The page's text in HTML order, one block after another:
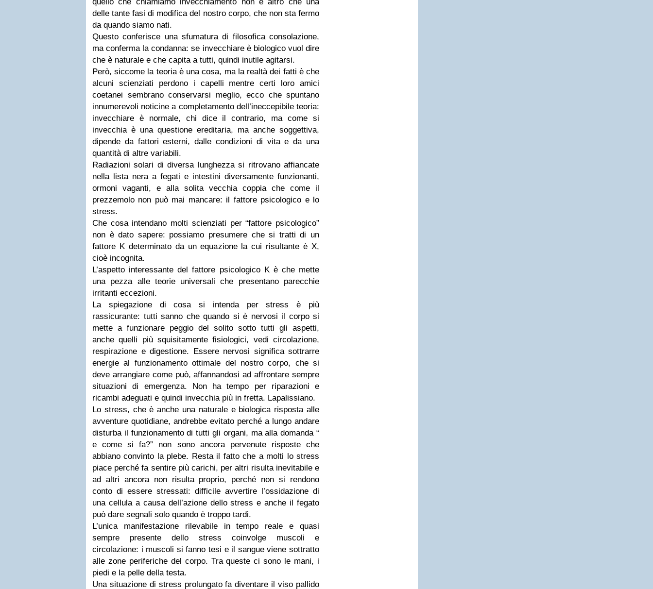
delle tante fasi di modifica del nostro corpo, che non sta fermo
da quando siamo nati.
Questo conferisce una sfumatura di filosofica consolazione,
ma conferma la condanna: se invecchiare è biologico vuol dire
che è naturale e che capita a tutti, quindi inutile agitarsi.
Però, siccome la teoria è una cosa, ma la realtà dei fatti è che
alcuni scienziati perdono i capelli mentre certi loro amici
coetanei sembrano conservarsi meglio, ecco che spuntano
innumerevoli noticine a completamento dell’ineccepibile teoria:
invecchiare è normale, chi dice il contrario, ma come si
invecchia è una questione ereditaria, ma anche soggettiva,
dipende da fattori esterni, dalle condizioni di vita e da una
quantità di altre variabili.
Radiazioni solari di diversa lunghezza si ritrovano affiancate
nella lista nera a fegati e intestini diversamente funzionanti,
ormoni vaganti, e alla solita vecchia coppia che come il
prezzemolo non può mai mancare: il fattore psicologico e lo
stress.
Che cosa intendano molti scienziati per “fattore psicologico”
non è dato sapere: possiamo presumere che si tratti di un
fattore K determinato da un equazione la cui risultante è X,
cioè incognita.
L’aspetto interessante del fattore psicologico K è che mette
una pezza alle teorie universali che presentano parecchie
irritanti eccezioni.
La spiegazione di cosa si intenda per stress è più
rassicurante: tutti sanno che quando si è nervosi il corpo si
mette a funzionare peggio del solito sotto tutti gli aspetti,
anche quelli più squisitamente fisiologici, vedi circolazione,
respirazione e digestione. Essere nervosi significa sottrarre
energie al funzionamento ottimale del nostro corpo, che si
deve arrangiare come può, affannandosi ad affrontare sempre
situazioni di emergenza. Non ha tempo per riparazioni e
ricambi adeguati e quindi invecchia più in fretta. Lapalissiano.
Lo stress, che è anche una naturale e biologica risposta alle
avventure quotidiane, andrebbe evitato perché a lungo andare
disturba il funzionamento di tutti gli organi, ma alla domanda “
e come si fa?” non sono ancora pervenute risposte che
abbiano convinto la plebe. Resta il fatto che a molti lo stress
piace perché fa sentire più carichi, per altri risulta inevitabile e
ad altri ancora non risulta proprio, perché non si rendono
conto di essere stressati: difficile avvertire l’ossidazione di
una cellula a causa dell’azione dello stress e anche il fegato
può dare segnali solo quando è troppo tardi.
L’unica manifestazione rilevabile in tempo reale e quasi
sempre presente dello stress coinvolge muscoli e
circolazione: i muscoli si fanno tesi e il sangue viene sottratto
alle zone periferiche del corpo. Tra queste ci sono le mani, i
piedi e la pelle della testa.
Una situazione di stress prolungato fa diventare il viso pallido